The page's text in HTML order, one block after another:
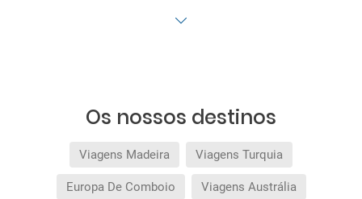
Seguro de viagem incluído
destino; no entanto, caso pretenda reforçar esta
assistência, deverá adicionar outros seguros
antes de confirmar a reserva).
As condições desta campanha aplicam-se
Quaisquer alterações à reserva posteriores ao
Os nossos destinos
Viagens Madeira Viagens Turquia
Europa De Comboio Viagens Austrália